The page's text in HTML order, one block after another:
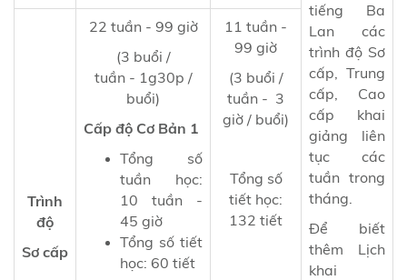
tiếng Ba
Lan các
trình độ Sơ
cấp, Trung
cấp, Cao
cấp khai
giảng liên
tục các
tuần trong
tháng.
Để biết
thêm Lịch
khai
Trình
độ
Sơ cấp
22 tuần - 99 giờ
(3 buổi /
tuần - 1g30p /
buổi)
Cấp độ Cơ Bản 1
Tổng số
tuần học:
10 tuần -
45 giờ
Tổng số tiết
học: 60 tiết
11 tuần -
99 giờ
(3 buổi /
tuần - 3
giờ / buổi)
Tổng số
tiết học:
132 tiết